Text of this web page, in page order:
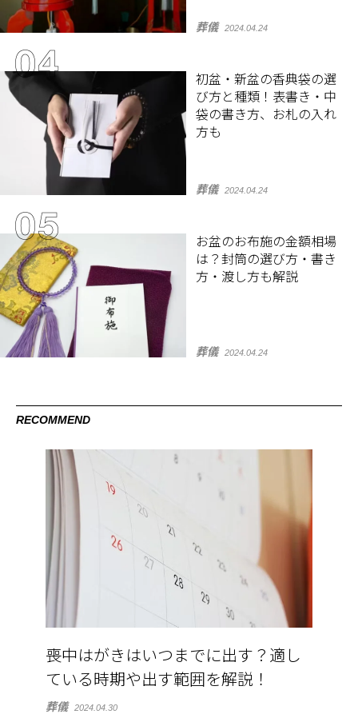
葬儀 2024.04.24
初盆・新盆の香典袋の選
び方と種類！表書き・中
袋の書き方、お札の入れ
方も
葬儀 2024.04.24
お盆のお布施の金額相場
は？封筒の選び方・書き
方・渡し方も解説
葬儀 2024.04.24
RECOMMEND
喪中はがきはいつまでに出す？適し
ている時期や出す範囲を解説！
葬儀 2024.04.30